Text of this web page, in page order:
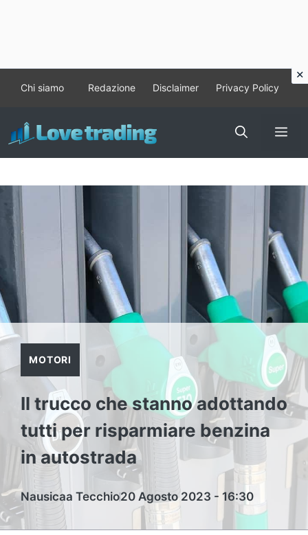
contenuto
Chi siamo Redazione Disclaimer Privacy Policy
MOTORI
Il trucco che stanno adottando
tutti per risparmiare benzina
in autostrada
Nausicaa Tecchio20 Agosto 2023 - 16:30